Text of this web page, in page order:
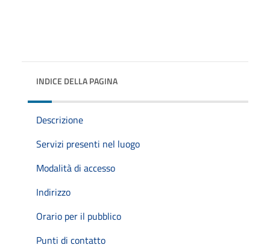
INDICE DELLA PAGINA
Descrizione
Servizi presenti nel luogo
Modalità di accesso
Indirizzo
Orario per il pubblico
Punti di contatto